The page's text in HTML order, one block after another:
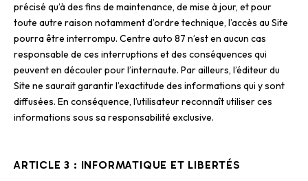
précisé qu’à des fins de maintenance, de mise à jour, et pour
toute autre raison notamment d’ordre technique, l’accès au Site
pourra être interrompu. Centre auto 87 n’est en aucun cas
responsable de ces interruptions et des conséquences qui
peuvent en découler pour l’internaute. Par ailleurs, l’éditeur du
Site ne saurait garantir l’exactitude des informations qui y sont
diffusées. En conséquence, l’utilisateur reconnaît utiliser ces
informations sous sa responsabilité exclusive.
ARTICLE 3 : INFORMATIQUE ET LIBERTÉS